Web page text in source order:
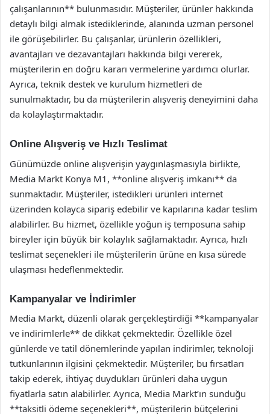
çalışanlarının** bulunmasıdır. Müşteriler, ürünler hakkında
detaylı bilgi almak istediklerinde, alanında uzman personel
ile görüşebilirler. Bu çalışanlar, ürünlerin özellikleri,
avantajları ve dezavantajları hakkında bilgi vererek,
müşterilerin en doğru kararı vermelerine yardımcı olurlar.
Ayrıca, teknik destek ve kurulum hizmetleri de
sunulmaktadır, bu da müşterilerin alışveriş deneyimini daha
da kolaylaştırmaktadır.
Online Alışveriş ve Hızlı Teslimat
Günümüzde online alışverişin yaygınlaşmasıyla birlikte,
Media Markt Konya M1, **online alışveriş imkanı** da
sunmaktadır. Müşteriler, istedikleri ürünleri internet
üzerinden kolayca sipariş edebilir ve kapılarına kadar teslim
alabilirler. Bu hizmet, özellikle yoğun iş temposuna sahip
bireyler için büyük bir kolaylık sağlamaktadır. Ayrıca, hızlı
teslimat seçenekleri ile müşterilerin ürüne en kısa sürede
ulaşması hedeflenmektedir.
Kampanyalar ve İndirimler
Media Markt, düzenli olarak gerçekleştirdiği **kampanyalar
ve indirimlerle** de dikkat çekmektedir. Özellikle özel
günlerde ve tatil dönemlerinde yapılan indirimler, teknoloji
tutkunlarının ilgisini çekmektedir. Müşteriler, bu fırsatları
takip ederek, ihtiyaç duydukları ürünleri daha uygun
fiyatlarla satın alabilirler. Ayrıca, Media Markt’ın sunduğu
**taksitli ödeme seçenekleri**, müşterilerin bütçelerini